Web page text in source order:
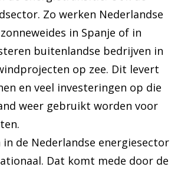
Zo werken Nederlandse
in Spanje of in
buitenlandse bedrijven in
op zee. Dit levert
en veel investeringen op die
weer gebruikt worden voor
in de Nederlandse energiesector
Dat komt mede door de